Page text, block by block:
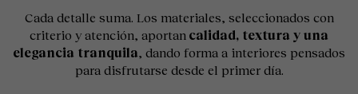
Cada detalle suma. Los materiales, seleccionados con
criterio y atención, aportan calidad, textura y una
elegancia tranquila, dando forma a interiores pensados
para disfrutarse desde el primer día.